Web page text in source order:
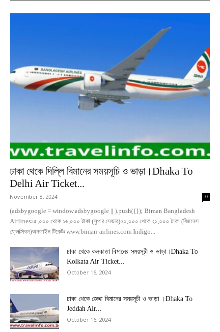
ঢাকা থেকে দিল্লি বিমানের সময়সূচি ও ভাড়া।Dhaka To
Delhi Air Ticket...
November 8, 2024 0
(adsbygoogle = window.adsbygoogle || ).push({}); Biman Bangladesh
Airlines১৫,০০০ থেকে ১৬,০০০ টাকা (সুপার সেভার)২০,০০০ থেকে ২১,০০০ টাকা (বিজনেস
ফ্লেক্সিবল)অনলাইন টিকেটঃ www.biman-airlines.com Indigo...
ঢাকা থেকে কলকাতা বিমানের সময়সূচী ও ভাড়া।Dhaka To
Kolkata Air Ticket...
October 16, 2024
ঢাকা থেকে জেদ্দা বিমানের সময়সূচী ও ভাড়া ।Dhaka To
Jeddah Air...
October 16, 2024